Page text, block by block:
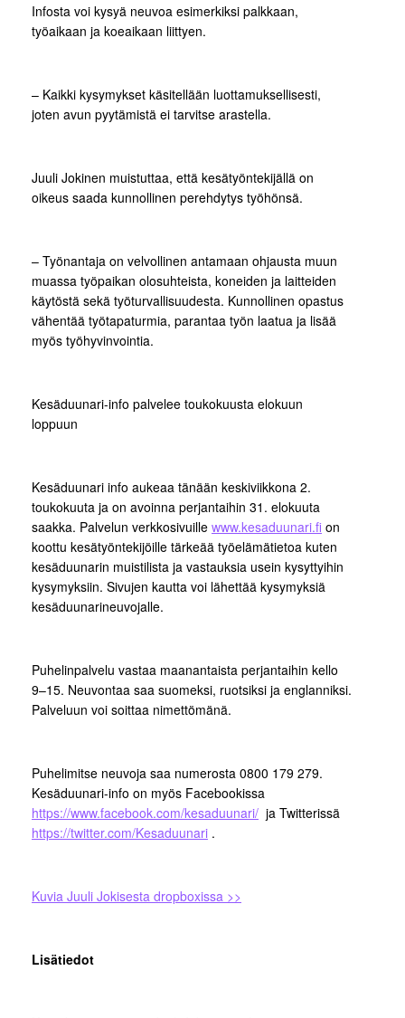
Infosta voi kysyä neuvoa esimerkiksi palkkaan,
työaikaan ja koeaikaan liittyen.
– Kaikki kysymykset käsitellään luottamuksellisesti,
joten avun pyytämistä ei tarvitse arastella.
Juuli Jokinen muistuttaa, että kesätyöntekijällä on
oikeus saada kunnollinen perehdytys työhönsä.
– Työnantaja on velvollinen antamaan ohjausta muun
muassa työpaikan olosuhteista, koneiden ja laitteiden
käytöstä sekä työturvallisuudesta. Kunnollinen opastus
vähentää työtapaturmia, parantaa työn laatua ja lisää
myös työhyvinvointia.
Kesäduunari-info palvelee toukokuusta elokuun
loppuun
Kesäduunari info aukeaa tänään keskiviikkona 2.
toukokuuta ja on avoinna perjantaihin 31. elokuuta
saakka. Palvelun verkkosivuille www.kesaduunari.fi on
koottu kesätyöntekijöille tärkeää työelämätietoa kuten
kesäduunarin muistilista ja vastauksia usein kysyttyihin
kysymyksiin. Sivujen kautta voi lähettää kysymyksiä
kesäduunarineuvojalle.
Puhelinpalvelu vastaa maanantaista perjantaihin kello
9–15. Neuvontaa saa suomeksi, ruotsiksi ja englanniksi.
Palveluun voi soittaa nimettömänä.
Puhelimitse neuvoja saa numerosta 0800 179 279.
Kesäduunari-info on myös Facebookissa
https://www.facebook.com/kesaduunari/ ja Twitterissä
https://twitter.com/Kesaduunari .
Kuvia Juuli Jokisesta dropboxissa >>
Lisätiedot